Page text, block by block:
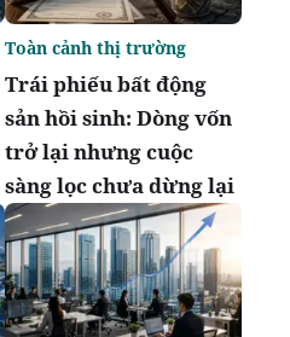
Trái phiếu bất động
sản hồi sinh: Dòng vốn
trở lại nhưng cuộc
sàng lọc chưa dừng lại
Toàn cảnh thị trường